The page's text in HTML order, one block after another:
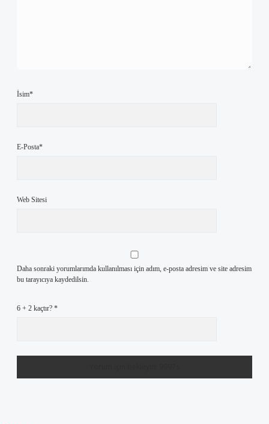
İsim*
E-Posta*
Web Sitesi
Daha sonraki yorumlarımda kullanılması için adım, e-posta adresim ve site adresim
bu tarayıcıya kaydedilsin.
6 + 2 kaçtır? *